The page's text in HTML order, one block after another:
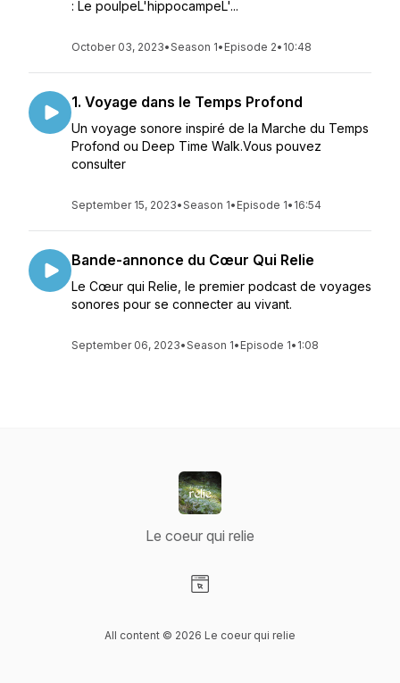
: Le poulpeL'hippocampeL'...
October 03, 2023•Season 1• Episode 2• 10:48
1. Voyage dans le Temps Profond
Un voyage sonore inspiré de la Marche du Temps
Profond ou Deep Time Walk.Vous pouvez
consulter
September 15, 2023•Season 1• Episode 1• 16:54
Bande-annonce du Cœur Qui Relie
Le Cœur qui Relie, le premier podcast de voyages
sonores pour se connecter au vivant.
September 06, 2023•Season 1• Episode 1• 1:08
Le coeur qui relie
All content © 2026 Le coeur qui relie